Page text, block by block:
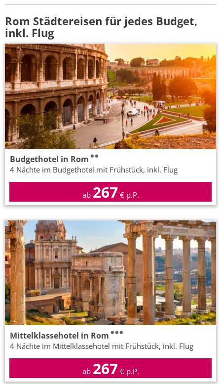
Rom Städtereisen für jedes Budget,
inkl. Flug
Budgethotel in Rom
4 Nächte im Budgethotel mit Frühstück, inkl. Flug
ab 267 € p.P.
Mittelklassehotel in Rom
4 Nächte im Mittelklassehotel mit Frühstück, inkl. Flug
ab 267 € p.P.